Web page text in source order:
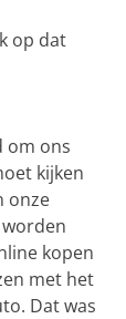
op dat
om ons
kijken
onze
kopen
met het
Dat was